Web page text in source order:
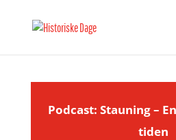
Podcast: Stauning –
tiden